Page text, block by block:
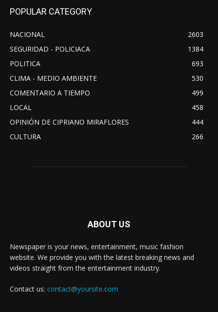
POPULAR CATEGORY
NACIONAL
2603
SEGURIDAD - POLICIACA
1384
POLITICA
693
CLIMA - MEDIO AMBIENTE
530
COMENTARIO A TIEMPO
499
LOCAL
458
OPINIÓN DE CIPRIANO MIRAFLORES
444
CULTURA
266
ABOUT US
Newspaper is your news, entertainment, music fashion
website. We provide you with the latest breaking news and
videos straight from the entertainment industry.
Contact us: contact@yoursite.com